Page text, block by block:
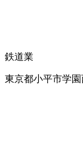
鉄道業
東京都小平市学園